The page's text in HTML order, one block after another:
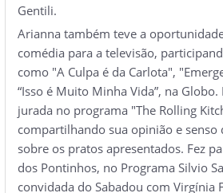
Gentili.
Arianna também teve a
comédia para a televisão,
como "A Culpa é da Carlota",
“Isso é Muito Minha Vida”, na
jurada no programa "The Rolling
compartilhando sua opinião e
sobre os pratos apresentados. Fez
dos Pontinhos, no Programa Silvio
convidada do Sabadou com Virgínia